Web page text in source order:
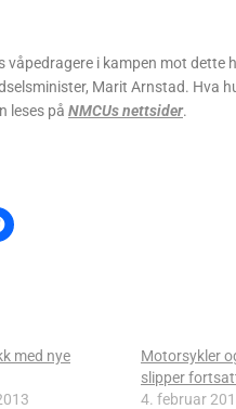
våpedragere i kampen mot
Marit Arnstad. Hva
leses på NMCUs nettsider.
med nye
Motorsykler
slipper
4. februar